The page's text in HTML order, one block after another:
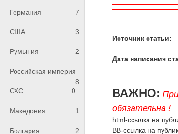
Германия 7
США 3
Румыния 2
Российская империя
8
СХС
0
Македония 1
Болгария 2
Источник статьи:
Дата написания
ВАЖНО:
обязательна !
html-ссылка на
BB-ссылка на